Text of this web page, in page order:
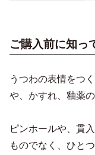
ご購入前に知っ
うつわの表情をつ
や、かすれ、釉薬
ピンホールや、貫
ものでなく、ひと